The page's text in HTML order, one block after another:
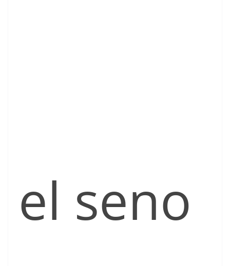
el seno